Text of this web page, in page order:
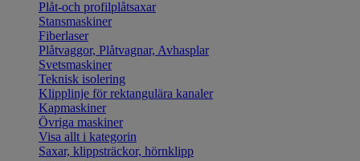
Plåt-och profilplåtsaxar
Stansmaskiner
Fiberlaser
Plåtvaggor, Plåtvagnar, Avhasplar
Svetsmaskiner
Teknisk isolering
Klipplinje för rektangulära kanaler
Kapmaskiner
Övriga maskiner
Visa allt i kategorin
Saxar, klippsträckor, hörnklipp